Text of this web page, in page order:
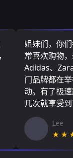
姐妹们，你
常喜欢购物
Adidas、
门品牌都在
动。有了极
几次就享受到
Lee